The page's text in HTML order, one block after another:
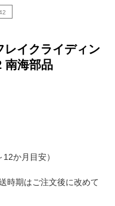
イクライディン
南海部品
か月目安）
時期はご注文後に改めて